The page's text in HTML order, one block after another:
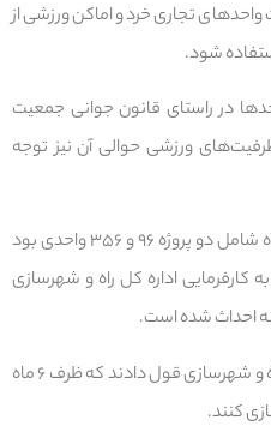
تجاری خرد و اماکن ورزشی از
شود.
در راستای قانون جوانی جمعیت
ورزشی حوالی آن نیز توجه
بخشی از واحدهای بازدید و افتتاح شده شامل دو پروژه ۹۶ و ۳۵۶ واحدی بود
اداره کل راه و شهرسازی
پیمانکاران دو پروژه یاد شده، به وزیر راه و شهرسازی قول دادند که ظرف ۶ ماه
کنند.